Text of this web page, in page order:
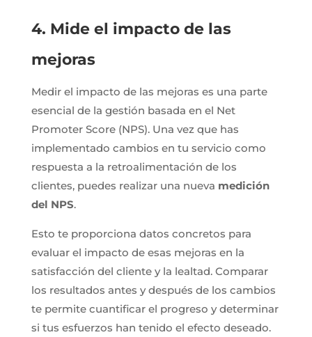
4. Mide el impacto de las
mejoras
Medir el impacto de las mejoras es una parte
esencial de la gestión basada en el Net
Promoter Score (NPS). Una vez que has
implementado cambios en tu servicio como
respuesta a la retroalimentación de los
clientes, puedes realizar una nueva medición
del NPS.
Esto te proporciona datos concretos para
evaluar el impacto de esas mejoras en la
satisfacción del cliente y la lealtad. Comparar
los resultados antes y después de los cambios
te permite cuantificar el progreso y determinar
si tus esfuerzos han tenido el efecto deseado.